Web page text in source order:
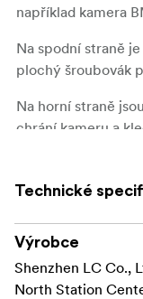
například kamera
Na spodní straně
plochý šroubovák
Na horní straně
chrání kameru a
Kompatibilita:
DJI RSC 2
DJI RS 3
DJI RS 3 Pro
Technické
Výrobce
Shenzhen LC Co.,
North Station